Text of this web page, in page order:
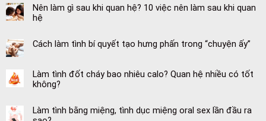
Nên làm gì sau khi quan hệ? 10 việc nên làm sau khi quan
hệ
Cách làm tình bí quyết tạo hưng phấn trong “chuyện ấy”
Làm tình đốt cháy bao nhiêu calo? Quan hệ nhiều có tốt
không?
Làm tình bằng miệng, tình dục miệng oral sex lần đầu ra